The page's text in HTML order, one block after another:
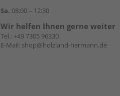
Sa. 08:00 – 12:30
Wir helfen Ihnen gerne weiter
Tel.: +49 7305 96330
E-Mail: shop@holzland-hermann.de